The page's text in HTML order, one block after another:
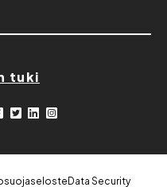
tuki
Data Security